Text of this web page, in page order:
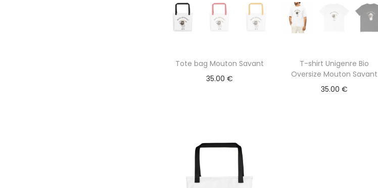
Tote bag Mouton Savant
35.00 €
T-shirt Unigenre Bio
Oversize Mouton Savant
35.00 €